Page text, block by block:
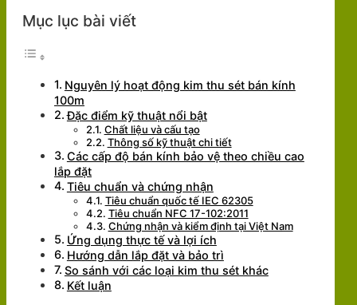
Mục lục bài viết
Nguyên lý hoạt động kim thu sét bán kính
100m
Đặc điểm kỹ thuật nổi bật
Chất liệu và cấu tạo
Thông số kỹ thuật chi tiết
Các cấp độ bán kính bảo vệ theo chiều cao
lắp đặt
Tiêu chuẩn và chứng nhận
Tiêu chuẩn quốc tế IEC 62305
Tiêu chuẩn NFC 17-102:2011
Chứng nhận và kiểm định tại Việt Nam
Ứng dụng thực tế và lợi ích
Hướng dẫn lắp đặt và bảo trì
So sánh với các loại kim thu sét khác
Kết luận